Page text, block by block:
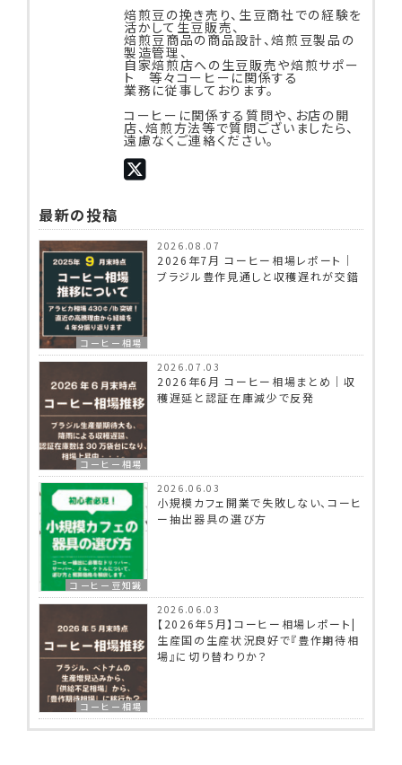
焙煎豆の挽き売り、生豆商社での経験を
活かして生豆販売、
焙煎豆商品の商品設計、焙煎豆製品の
製造管理、
自家焙煎店への生豆販売や焙煎サポー
ト 等々コーヒーに関係する
業務に従事しております。
コーヒーに関係する質問や、お店の開
店、焙煎方法等で質問ございましたら、
遠慮なくご連絡ください。
最新の投稿
コーヒー相場
2026.08.07
2026年7月 コーヒー相場レポート｜
ブラジル豊作見通しと収穫遅れが交錯
コーヒー相場
2026.07.03
2026年6月 コーヒー相場まとめ｜収
穫遅延と認証在庫減少で反発
コーヒー豆知識
2026.06.03
小規模カフェ開業で失敗しない、コーヒ
ー抽出器具の選び方
コーヒー相場
2026.06.03
【2026年5月】コーヒー相場レポート|
生産国の生産状況良好で『豊作期待相
場』に切り替わりか？